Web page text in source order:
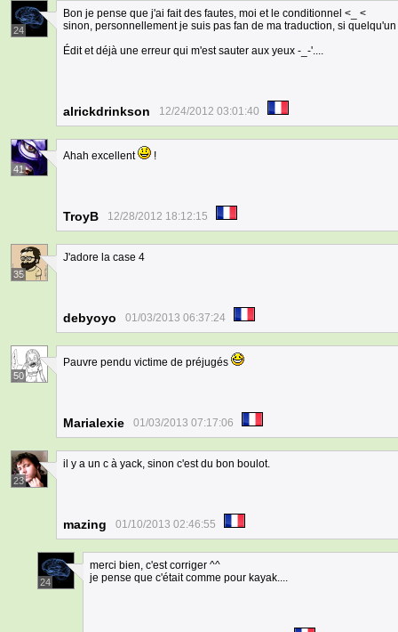
24
Bon je pense que j'ai fait des fautes, moi et le conditionnel <_ <
sinon, personnellement je suis pas fan de ma traduction, si
Édit et déjà une erreur qui m'est sauter aux yeux -_-'....
alrickdrinkson 12/24/2012 03:01:40
41
Ahah excellent !
TroyB 12/28/2012 18:12:15
35
J'adore la case 4
debyoyo 01/03/2013 06:37:24
50
Pauvre pendu victime de préjugés
Marialexie 01/03/2013 07:17:06
23
il y a un c à yack, sinon c'est du bon boulot.
mazing 01/10/2013 02:46:55
24
merci bien, c'est corriger ^^
je pense que c'était comme pour kayak....